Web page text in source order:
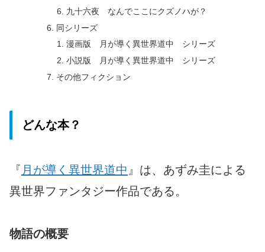
九十六夜 なんでここにクズノハが？
同シリーズ
漫画版 月が導く異世界道中 シリーズ
小説版 月が導く異世界道中 シリーズ
その他フィクション
どんな本？
『 月が導く異世界道中 』は、あずみ圭による
異世界ファンタジー作品である。
物語の概要